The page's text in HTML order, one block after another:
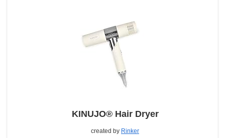
KINUJO® Hair Dryer
created by Rinker